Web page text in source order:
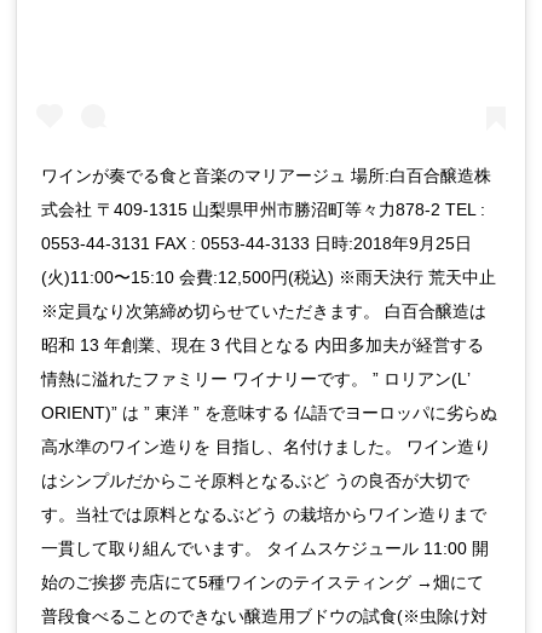
ワインが奏でる食と音楽のマリアージュ 場所:白百合醸造株
式会社 〒409-1315 山梨県甲州市勝沼町等々力878-2 TEL :
0553-44-3131 FAX : 0553-44-3133 日時:2018年9月25日
(火)11:00〜15:10 会費:12,500円(税込) ※雨天決行 荒天中止
※定員なり次第締め切らせていただきます。 白百合醸造は
昭和 13 年創業、現在 3 代目となる 内田多加夫が経営する
情熱に溢れたファミリー ワイナリーです。 ” ロリアン(Lʼ
ORIENT)” は ” 東洋 ” を意味する 仏語でヨーロッパに劣らぬ
高水準のワイン造りを 目指し、名付けました。 ワイン造り
はシンプルだからこそ原料となるぶど うの良否が大切で
す。当社では原料となるぶどう の栽培からワイン造りまで
一貫して取り組んでいます。 タイムスケジュール 11:00 開
始のご挨拶 売店にて5種ワインのテイスティング →畑にて
普段食べることのできない醸造用ブドウの試食(※虫除け対